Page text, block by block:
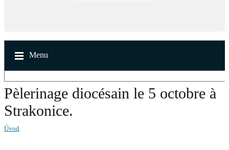
Menu
Pèlerinage diocésain le 5 octobre à
Strakonice.
Úvod